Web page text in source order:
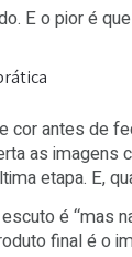
sempre é o
do jeito
é só
E o
prática